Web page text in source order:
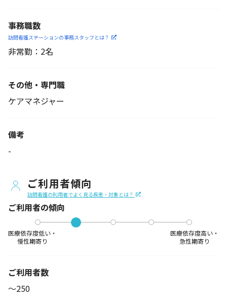
事務職数
訪問看護ステーションの事務スタッフとは？
非常勤：2名
その他・専門職
ケアマネジャー
備考
-
ご利用者傾向
訪問看護の利用者でよく見る疾患・対象とは？
ご利用者の傾向
医療依存度低い・
慢性期寄り
医療依存度高い・
急性期寄り
ご利用者数
〜250